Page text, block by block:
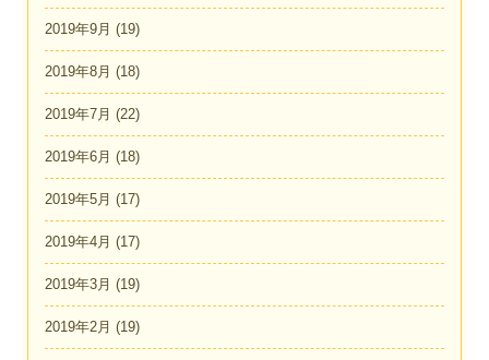
2019年9月 (19)
2019年8月 (18)
2019年7月 (22)
2019年6月 (18)
2019年5月 (17)
2019年4月 (17)
2019年3月 (19)
2019年2月 (19)